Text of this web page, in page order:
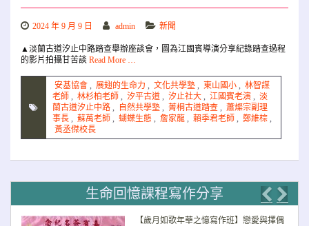
2024 年 9 月 9 日 admin 新聞
▲淡蘭古道汐止中路踏查舉辦座談會，圖為江國賓導演分享紀錄踏查過程
的影片拍攝甘苦談 Read More …
安基協會 , 展翅的生命力 , 文化共學塾 , 東山國小 , 林智謀
老師 , 林杉柏老師 , 汐平古道 , 汐止社大 , 江國賓老演 , 淡
蘭古道汐止中路 , 自然共學塾 , 菁桐古道踏查 , 蕭燦宗副理
事長 , 蘇萬老師 , 蝴蝶生態 , 詹家龍 , 賴季君老師 , 鄭維棕 ,
黃丞傑校長
生命回憶課程寫作分享
【歲月如歌年華之憶寫作班】戀愛與擇偶